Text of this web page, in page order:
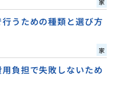
うための種類と選び方
家
負担で失敗しないため